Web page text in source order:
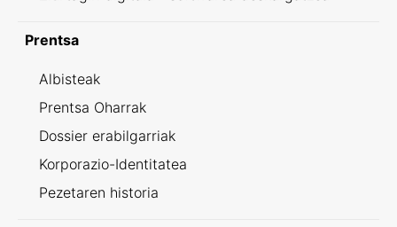
Prentsa
Albisteak
Prentsa Oharrak
Dossier erabilgarriak
Korporazio-Identitatea
Pezetaren historia